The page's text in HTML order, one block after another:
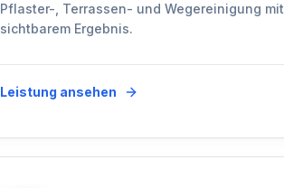
Pflaster-, Terrassen- und Wegereinigung mit
sichtbarem Ergebnis.
Leistung ansehen